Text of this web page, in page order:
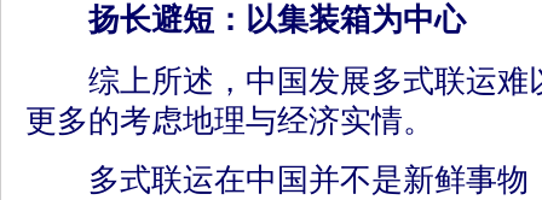
扬长避短：以集装箱为中心
综上所述，中国发展多式联运难
更多的考虑地理与经济实情。
多式联运在中国并不是新鲜事物